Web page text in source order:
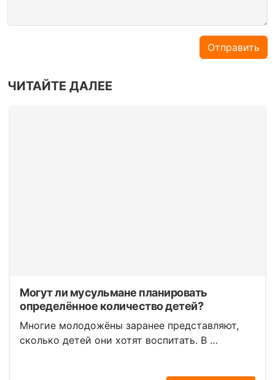
Отправить
ЧИТАЙТЕ ДАЛЕЕ
Могут ли мусульмане планировать
определённое количество детей?
Многие молодожёны заранее представляют,
сколько детей они хотят воспитать. В …